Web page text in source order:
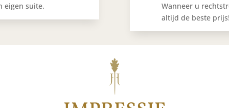
eigen suite.
Wanneer u
altijd de beste